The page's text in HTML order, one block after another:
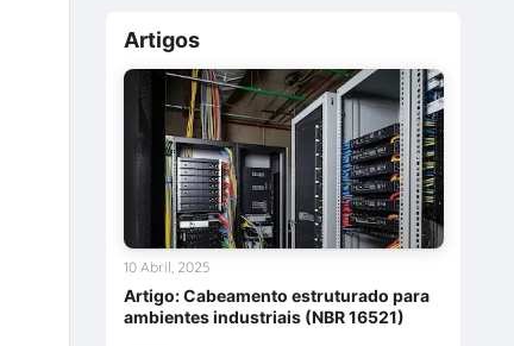
Artigos
Artigo: Cabeamento estruturado para
ambientes industriais (NBR 16521)
10 Abril, 2025